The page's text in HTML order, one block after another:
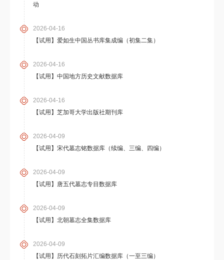
动
2026-04-16
【试用】爱如生中国丛书库集成编（初集二集）
2026-04-16
【试用】中国地方历史文献数据库
2026-04-16
【试用】芝加哥大学出版社期刊库
2026-04-09
【试用】宋代墓志铭数据库（续编、三编、四编）
2026-04-09
【试用】唐五代墓志专目数据库
2026-04-09
【试用】北朝墓志全集数据库
2026-04-09
【试用】历代石刻拓片汇编数据库（一至三编）